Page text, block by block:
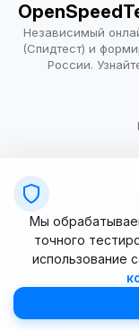
Независимый
(Спидтест) и
России.
© 2025–2026
Мы
точного
использование